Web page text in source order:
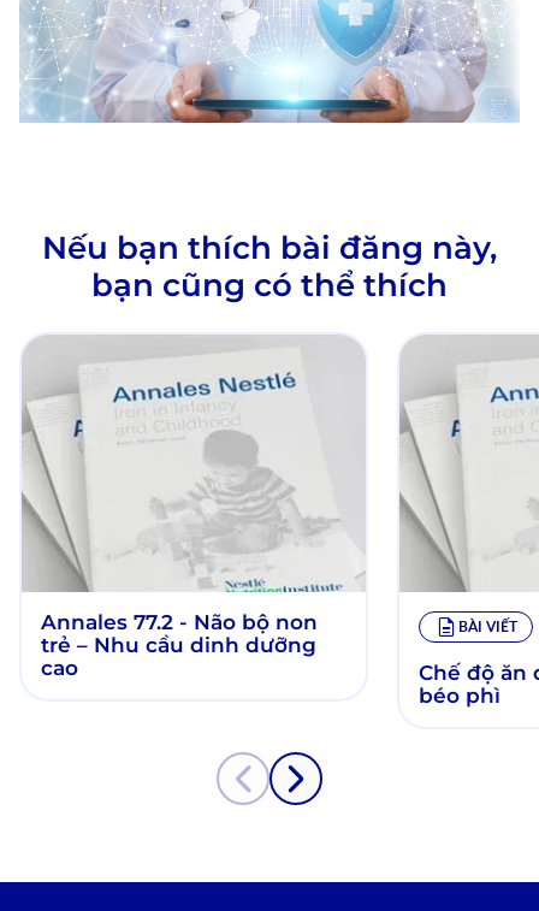
Nếu bạn thích bài đăng này,
bạn cũng có thể thích
Annales 77.2 - Não bộ non
trẻ – Nhu cầu dinh dưỡng
cao
BÀI VIẾT
Chế độ ăn
béo phì